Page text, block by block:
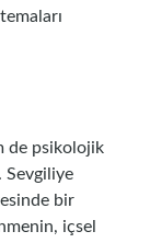
de psikolojik
Sevgiliye
bir
içsel